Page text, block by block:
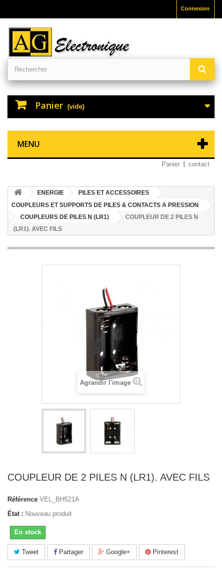
Connexion
Panier (vide)
MENU
Panier contact
ENERGIE
PILES ET ACCESSOIRES
COUPLEURS ET SUPPORTS DE PILES & CONTACTS A PRESSION
COUPLEURS DE PILES N (LR1)
COUPLEUR DE 2 PILES N
(LR1). AVEC FILS
Agrandir l'image
COUPLEUR DE 2 PILES N (LR1). AVEC FILS
Référence VEL_BH521A
État : Nouveau produit
En stock
Tweet Partager Google+ Pinterest